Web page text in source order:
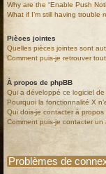
Why are the “Enable Push
What if I’m still having trouble
Pièces jointes
Quelles pièces jointes sont
Comment puis-je retrouver
À propos de phpBB
Qui a développé ce logiciel
Pourquoi la fonctionnalité X
Qui dois-je contacter à propos
Comment puis-je contacter
Problèmes de